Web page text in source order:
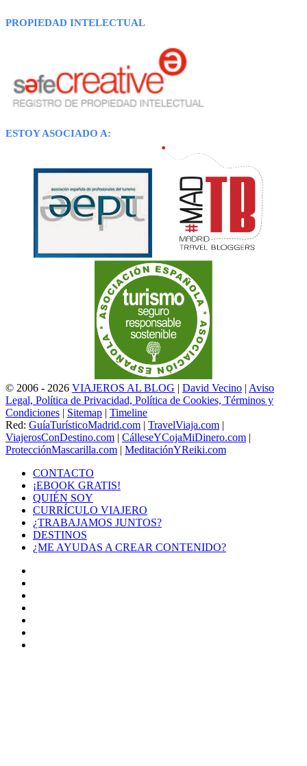
PROPIEDAD INTELECTUAL
ESTOY ASOCIADO A:
© 2006 - 2026 VIAJEROS AL BLOG | David Vecino | Aviso
Legal, Política de Privacidad, Política de Cookies, Términos y
Condiciones | Sitemap | Timeline
Red: GuíaTurísticoMadrid.com | TravelViaja.com |
ViajerosConDestino.com | CálleseYCojaMiDinero.com |
ProtecciónMascarilla.com | MeditaciónYReiki.com
CONTACTO
¡EBOOK GRATIS!
QUIÉN SOY
CURRÍCULO VIAJERO
¿TRABAJAMOS JUNTOS?
DESTINOS
¿ME AYUDAS A CREAR CONTENIDO?